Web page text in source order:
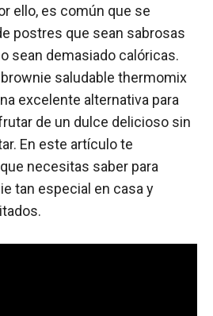
ello, es común que se
postres que sean sabrosas
sean demasiado calóricas.
saludable thermomix
excelente alternativa para
de un dulce delicioso sin
En este artículo te
necesitas saber para
tan especial en casa y